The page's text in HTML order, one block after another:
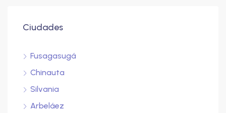
Ciudades
Fusagasugá
Chinauta
Silvania
Arbeláez